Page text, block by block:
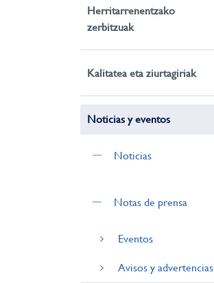
Herritarrenentzako
zerbitzuak
Kalitatea eta ziurtagiriak
Noticias y eventos
Noticias
Notas de prensa
Eventos
Avisos y advertencias